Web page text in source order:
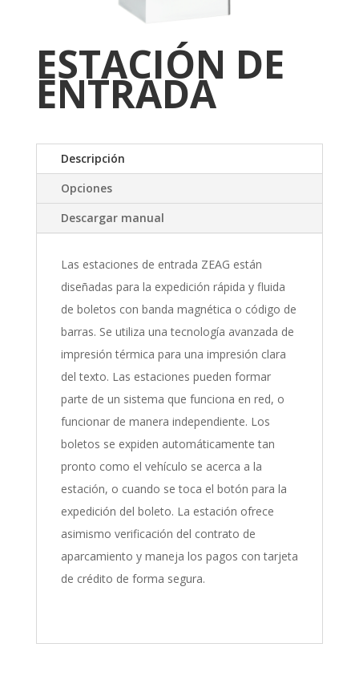
ESTACIÓN DE
ENTRADA
Descripción
Opciones
Descargar manual
Las estaciones de entrada ZEAG están
diseñadas para la expedición rápida y fluida
de boletos con banda magnética o código de
barras. Se utiliza una tecnología avanzada de
impresión térmica para una impresión clara
del texto. Las estaciones pueden formar
parte de un sistema que funciona en red, o
funcionar de manera independiente. Los
boletos se expiden automáticamente tan
pronto como el vehículo se acerca a la
estación, o cuando se toca el botón para la
expedición del boleto. La estación ofrece
asimismo verificación del contrato de
aparcamiento y maneja los pagos con tarjeta
de crédito de forma segura.